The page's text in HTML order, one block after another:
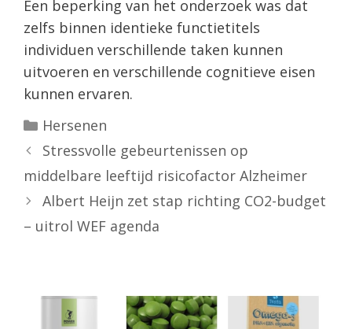
Een beperking van het onderzoek was dat
zelfs binnen identieke functietitels
individuen verschillende taken kunnen
uitvoeren en verschillende cognitieve eisen
kunnen ervaren.
Categorieën
Hersenen
Stressvolle gebeurtenissen op
middelbare leeftijd risicofactor Alzheimer
Albert Heijn zet stap richting CO2-budget
– uitrol WEF agenda